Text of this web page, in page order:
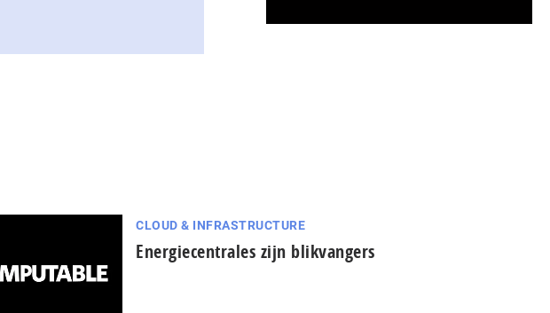
CLOUD & INFRASTRUCTURE
Energiecentrales zijn blikvangers